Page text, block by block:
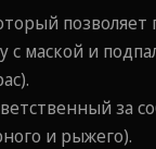
позволяет
с маской и
за
и рыжего).